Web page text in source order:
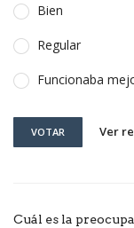
Bien
Regular
Funcionaba
VOTAR Ver
Cuál es la